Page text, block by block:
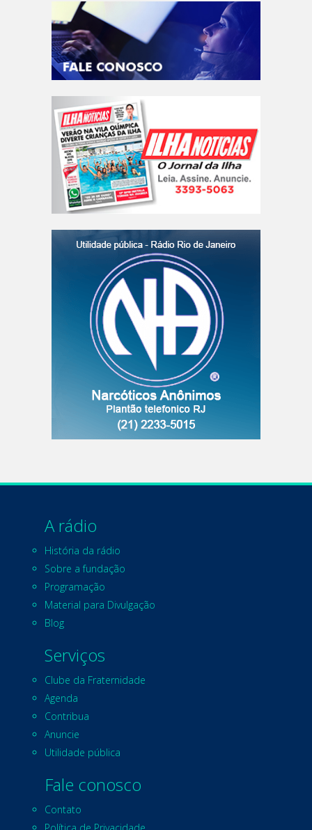
A rádio
História da rádio
Sobre a fundação
Programação
Material para Divulgação
Blog
Serviços
Clube da Fraternidade
Agenda
Contribua
Anuncie
Utilidade pública
Fale conosco
Contato